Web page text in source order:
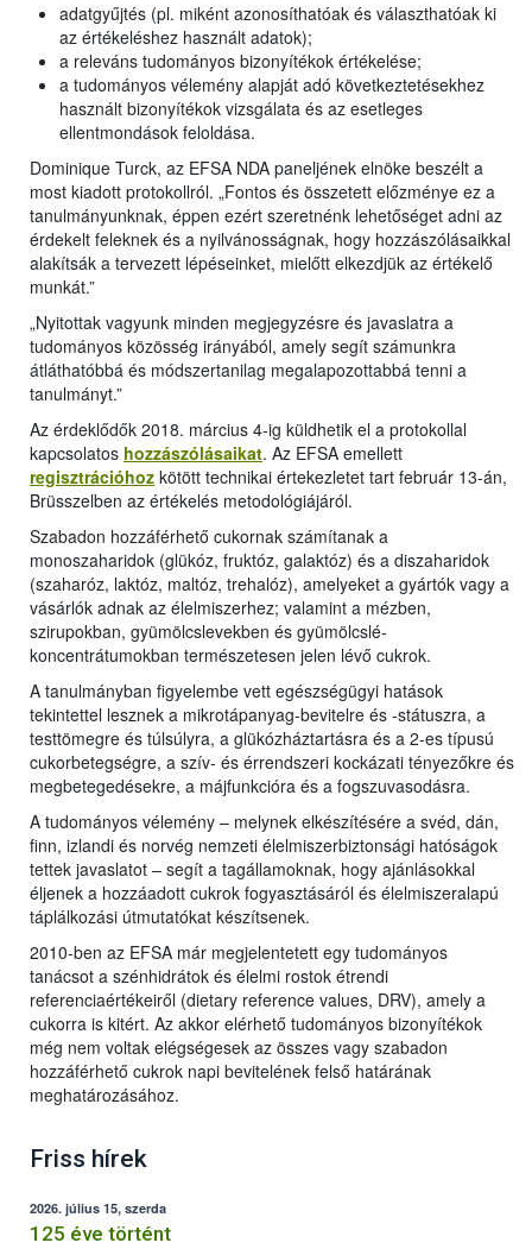
adatgyűjtés (pl. miként azonosíthatóak és választhatóak ki
az értékeléshez használt adatok);
a releváns tudományos bizonyítékok értékelése;
a tudományos vélemény alapját adó következtetésekhez
használt bizonyítékok vizsgálata és az esetleges
ellentmondások feloldása.
Dominique Turck, az EFSA NDA paneljének elnöke beszélt a
most kiadott protokollról. „Fontos és összetett előzménye ez a
tanulmányunknak, éppen ezért szeretnénk lehetőséget adni az
érdekelt feleknek és a nyilvánosságnak, hogy hozzászólásaikkal
alakítsák a tervezett lépéseinket, mielőtt elkezdjük az értékelő
munkát.”
„Nyitottak vagyunk minden megjegyzésre és javaslatra a
tudományos közösség irányából, amely segít számunkra
átláthatóbbá és módszertanilag megalapozottabbá tenni a
tanulmányt.”
Az érdeklődők 2018. március 4-ig küldhetik el a protokollal
kapcsolatos hozzászólásaikat. Az EFSA emellett
regisztrációhoz kötött technikai értekezletet tart február 13-án,
Brüsszelben az értékelés metodológiájáról.
Szabadon hozzáférhető cukornak számítanak a
monoszaharidok (glükóz, fruktóz, galaktóz) és a diszaharidok
(szaharóz, laktóz, maltóz, trehalóz), amelyeket a gyártók vagy a
vásárlók adnak az élelmiszerhez; valamint a mézben,
szirupokban, gyümölcslevekben és gyümölcslé-
koncentrátumokban természetesen jelen lévő cukrok.
A tanulmányban figyelembe vett egészségügyi hatások
tekintettel lesznek a mikrotápanyag-bevitelre és -státuszra, a
testtömegre és túlsúlyra, a glükózháztartásra és a 2-es típusú
cukorbetegségre, a szív- és érrendszeri kockázati tényezőkre és
megbetegedésekre, a májfunkcióra és a fogszuvasodásra.
A tudományos vélemény – melynek elkészítésére a svéd, dán,
finn, izlandi és norvég nemzeti élelmiszerbiztonsági hatóságok
tettek javaslatot – segít a tagállamoknak, hogy ajánlásokkal
éljenek a hozzáadott cukrok fogyasztásáról és élelmiszeralapú
táplálkozási útmutatókat készítsenek.
2010-ben az EFSA már megjelentetett egy tudományos
tanácsot a szénhidrátok és élelmi rostok étrendi
referenciaértékeiről (dietary reference values, DRV), amely a
cukorra is kitért. Az akkor elérhető tudományos bizonyítékok
még nem voltak elégségesek az összes vagy szabadon
hozzáférhető cukrok napi bevitelének felső határának
meghatározásához.
Friss hírek
2026. július 15, szerda
125 éve történt